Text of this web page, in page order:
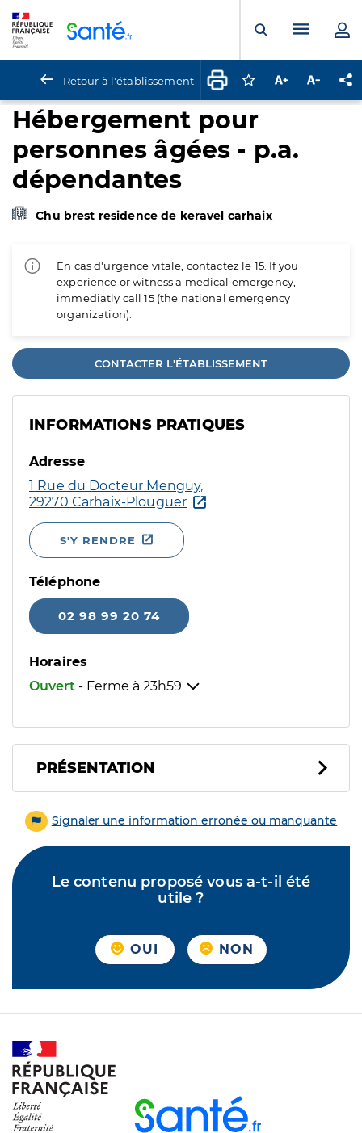
Ouvrir laMenu
Retour à l'établissement Connectez-vous
Augmenter la
Hébergement pour
personnes âgées - p.a.
dépendantes
Chu brest residence de keravel carhaix
En cas d'urgence vitale, contactez le 15. If you
experience or witness a medical emergency,
immediatly call 15 (the national emergency
organization).
CONTACTER L'ÉTABLISSEMENT
INFORMATIONS PRATIQUES
Adresse
1 Rue du Docteur Menguy,
29270 Carhaix-Plouguer
S'Y RENDRE
Téléphone
02 98 99 20 74
Horaires
Ouvert - Ferme à 23h59
PRÉSENTATION
Signaler une information erronée ou manquante
Le contenu proposé vous a-t-il été
utile ?
OUI NON